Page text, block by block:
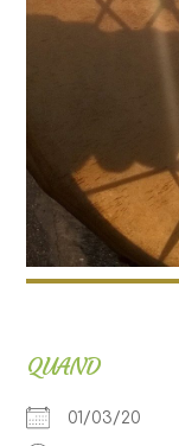
QUAND
01/03/20